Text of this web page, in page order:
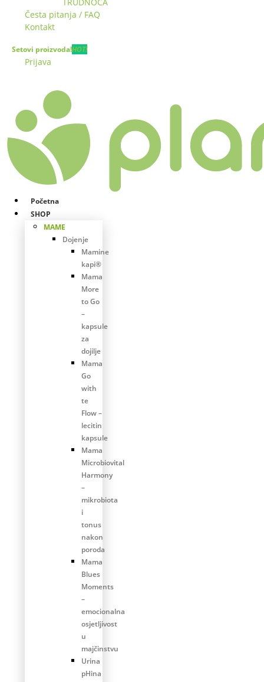
Česta pitanja / FAQ
Kontakt
Setovi proizvoda!HOT!
Prijava
Početna
SHOP
MAME
Dojenje
Mamine
kapi®
Mama
More
to Go
–
kapsule
za
dojilje
Mama
Go
with
te
Flow –
lecitin
kapsule
Mama
Microbiovital
Harmony
–
mikrobiota
i
tonus
nakon
poroda
Mama
Blues
Moments
–
emocionalna
osjetljivost
u
majčinstvu
Urina
pHina